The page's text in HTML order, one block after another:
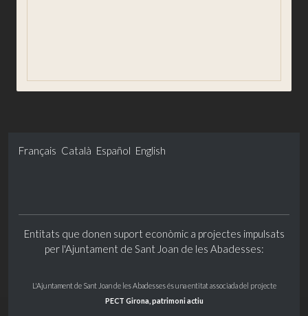
Français Català Español English
Entitats que donen suport econòmic a projectes impulsats
per l'Ajuntament de Sant Joan de les Abadesses:
L'Ajuntament de Sant Joan de les Abadesses és una entitat associada del projecte
PECT Girona, patrimoni actiu